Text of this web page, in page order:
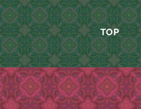
TOP